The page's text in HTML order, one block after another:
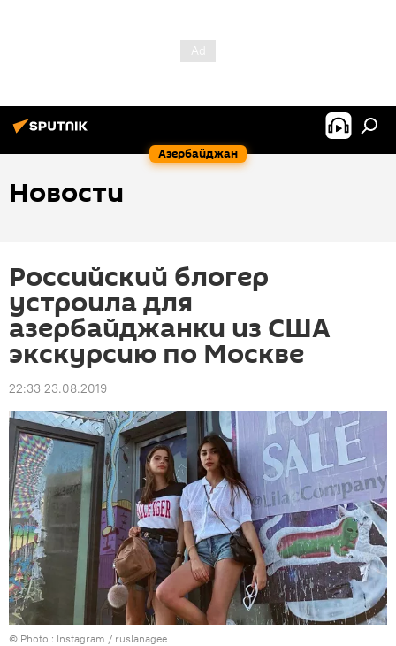
Азербайджан
Новости
Российский блогер
устроила для
азербайджанки из США
экскурсию по Москве
22:33 23.08.2019
© Photo : Instagram / ruslanagee